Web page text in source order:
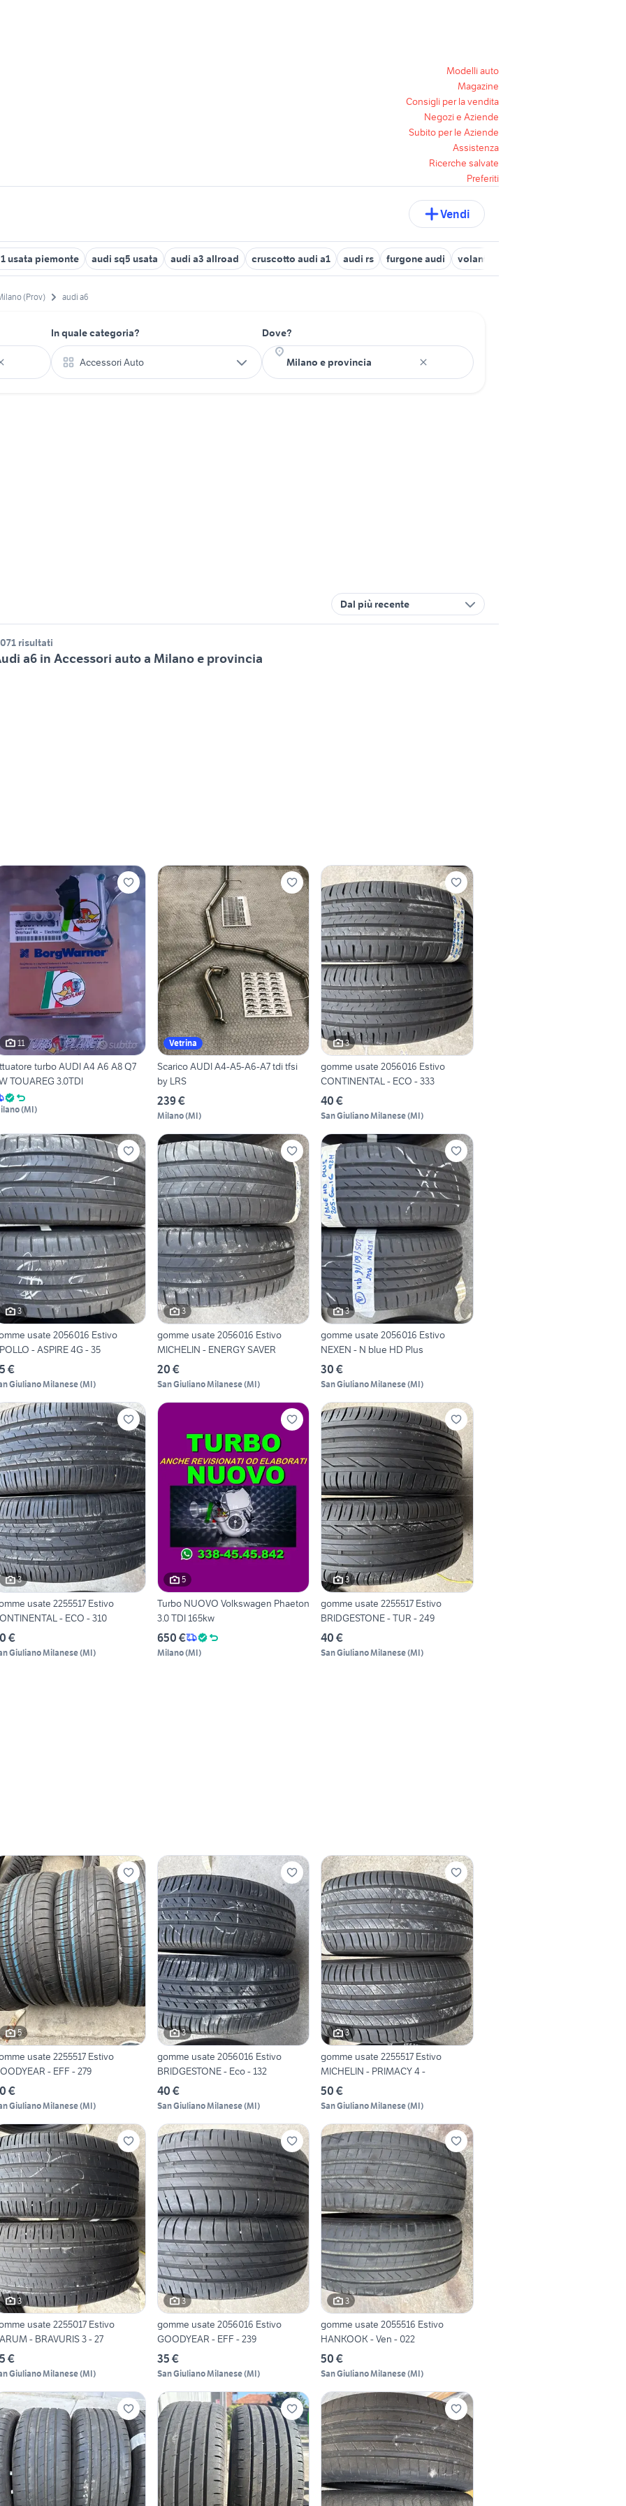
Modelli auto
Magazine
Consigli per la vendita
Negozi e Aziende
Subito per le Aziende
Assistenza
Ricerche salvate
Preferiti
Vendi
usata piemonte audi sq5 usata audi a3 allroad cruscotto audi a1 audi rs furgone audi volante audi a3
(Prov) audi a6
In quale categoria?
Accessori Auto
Dove?
Dal più recente
risultati
a6 in Accessori auto a Milano e provincia
11
turbo AUDI A4 A6 A8 Q7
TOUAREG 3.0TDI
(MI)
Vetrina
Scarico AUDI A4-A5-A6-A7 tdi tfsi
by LRS
239 €
Milano(MI)
3
gomme usate 2056016 Estivo
CONTINENTAL - ECO - 333
40 €
San Giuliano Milanese(MI)
3
usate 2056016 Estivo
- ASPIRE 4G - 35
€
Giuliano Milanese(MI)
3
gomme usate 2056016 Estivo
MICHELIN - ENERGY SAVER
20 €
San Giuliano Milanese(MI)
3
gomme usate 2056016 Estivo
NEXEN - N blue HD Plus
30 €
San Giuliano Milanese(MI)
3
usate 2255517 Estivo
- ECO - 310
€
Giuliano Milanese(MI)
5
Turbo NUOVO Volkswagen Phaeton
3.0 TDI 165kw
650 €
Milano(MI)
3
gomme usate 2255517 Estivo
BRIDGESTONE - TUR - 249
40 €
San Giuliano Milanese(MI)
5
usate 2255517 Estivo
- EFF - 279
€
Giuliano Milanese(MI)
3
gomme usate 2056016 Estivo
BRIDGESTONE - Eco - 132
40 €
San Giuliano Milanese(MI)
3
gomme usate 2255517 Estivo
MICHELIN - PRIMACY 4 -
50 €
San Giuliano Milanese(MI)
3
usate 2255017 Estivo
- BRAVURIS 3 - 27
€
Giuliano Milanese(MI)
3
gomme usate 2056016 Estivo
GOODYEAR - EFF - 239
35 €
San Giuliano Milanese(MI)
3
gomme usate 2055516 Estivo
HANKOOK - Ven - 022
50 €
San Giuliano Milanese(MI)